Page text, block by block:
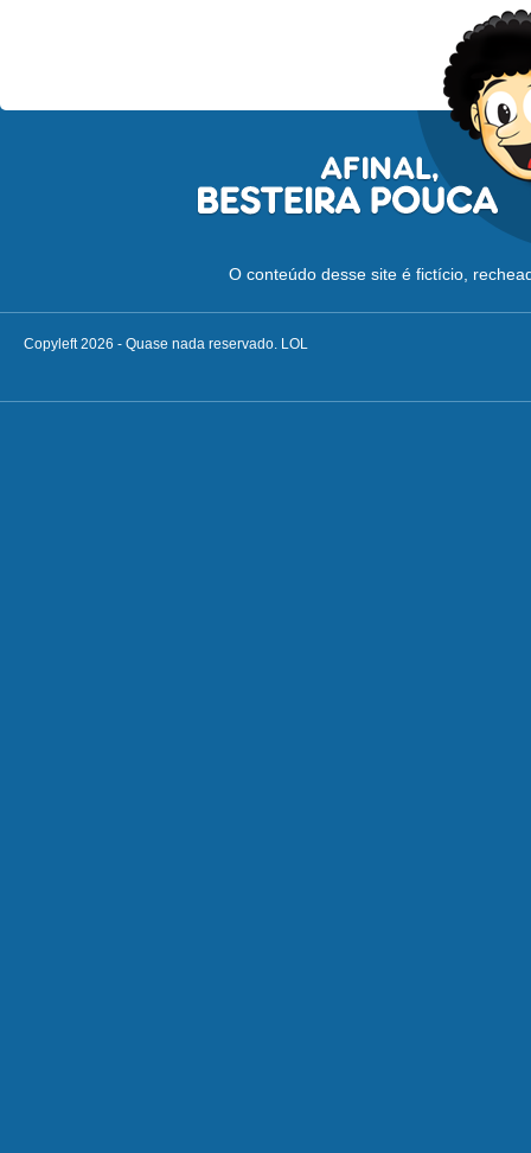
O conteúdo desse site é fictício,
Copyleft 2026 - Quase nada reservado. LOL